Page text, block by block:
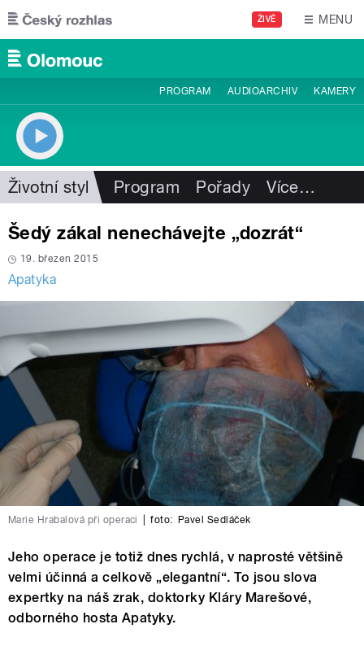
Přejít k hlavnímu obsahu
ŽIVĚ MENU
PROGRAM AUDIOARCHIV KAMERY
Životní styl Program Pořady Více…
Šedý zákal nenechávejte „dozrát“
19. březen 2015
Apatyka
Marie Hrabalová při operaci foto: Pavel Sedláček
Jeho operace je totiž dnes rychlá, v naprosté většině
velmi účinná a celkově „elegantní“. To jsou slova
expertky na náš zrak, doktorky Kláry Marešové,
odborného hosta Apatyky.